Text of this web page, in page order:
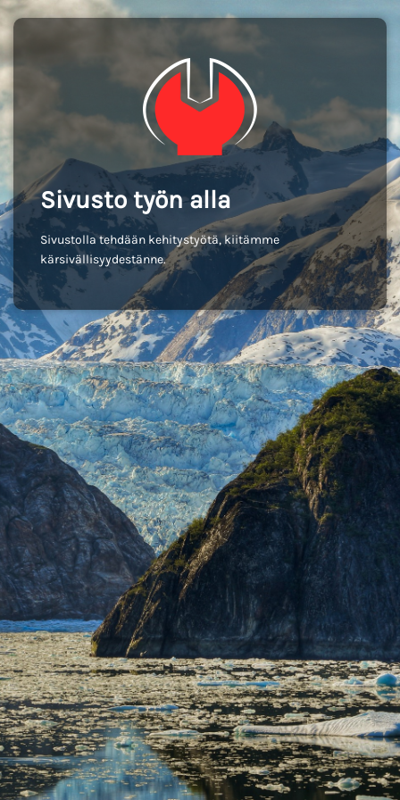
Sivusto työn alla
Sivustolla tehdään kehitystyötä, kiitämme
kärsivällisyydestänne.